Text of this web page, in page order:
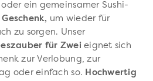
ein gemeinsamer Sushi-
um wieder für
zu sorgen. Unser
für Zwei eignet sich
zur Verlobung, zur
oder einfach so. Hochwertig